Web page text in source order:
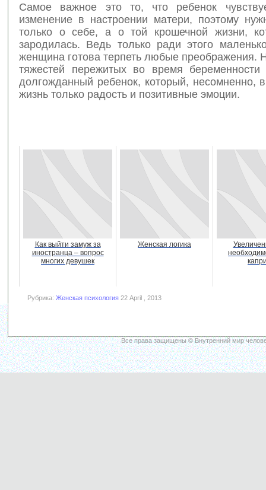
Самое важное это то, что ребенок
изменение в настроении матери, поэтому
только о себе, а о той крошечной жизни,
зародилась. Ведь только ради этого
женщина готова терпеть любые преображения.
тяжестей пережитых во время беременности
долгожданный ребенок, который, несомненно,
жизнь только радость и позитивные эмоции.
Как выйти замуж за
иностранца – вопрос
многих девушек
Женская логика
Рубрика: Женская психология 22 April , 2013
Все права защищены © Внутренний мир